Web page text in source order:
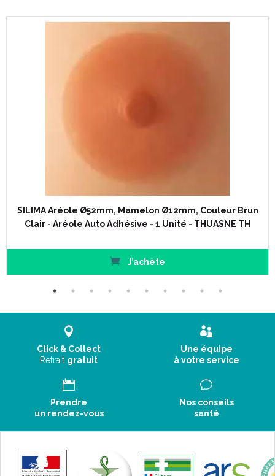
Prothèses mammaires SILIMA® sans prolongement
pectoral est épargné et une partie des ganglions lymphatiques
mammaire SILIMA® sans prolongement latéral constitue la
SILIMA Aréole Ø52mm, Mamelon Ø12mm, Couleur Brun
Clair - Aréole Auto Adhésive - 1 Unité - THUASNE TH
J’achète
Click & Collect
Retrait gratuit
Une équipe
à votre service
Prendre
un rendez-vous
Nos conseils
santé